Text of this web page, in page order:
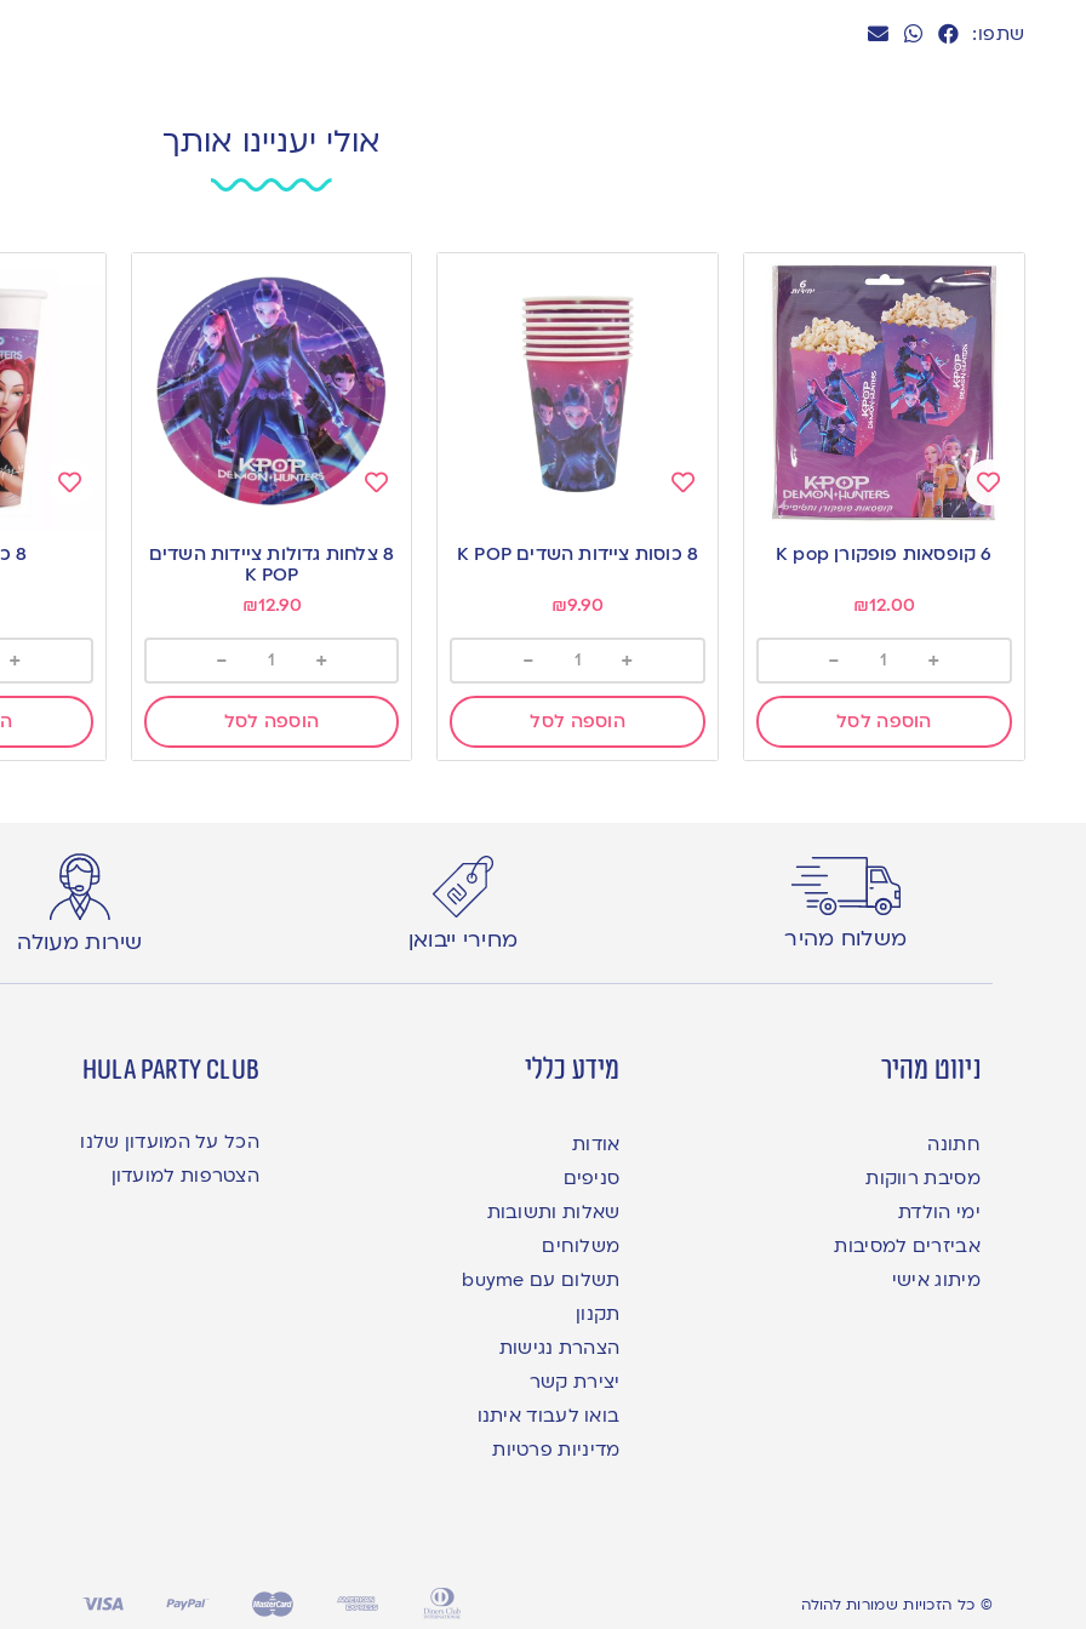
שתפו:
אולי יעניינו אותך
Add
to
wishlist
6 קופסאות פופקורן K pop
₪12.00
+
-
הוספה לסל
to8 כוסות ציידות השדים K POP
₪9.90
+
-
הוספה לסל
to8 צלחות גדולות ציידות השדים
K POP
₪12.90
+
-
הוספה לסל
8 כוסות K POP
+
משלוח מהיר מחירי ייבואן שירות מעולה
ניווט מהיר
חתונה
מסיבת רווקות
ימי הולדת
אביזרים למסיבות
מיתוג אישי
מידע כללי
אודות
סניפים
שאלות ותשובות
משלוחים
תשלום עם buyme
תקנון
הצהרת נגישות
יצירת קשר
בואו לעבוד איתנו
מדיניות פרטיות
hula party club
הכל על המועדון שלנו
הצטרפות למועדון
© כל הזכויות שמורות להולה